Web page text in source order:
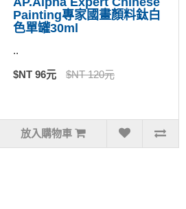
Painting專家國畫顏料鈦白
色單罐30ml
..
$NT 96元 $NT 120元
放入購物車